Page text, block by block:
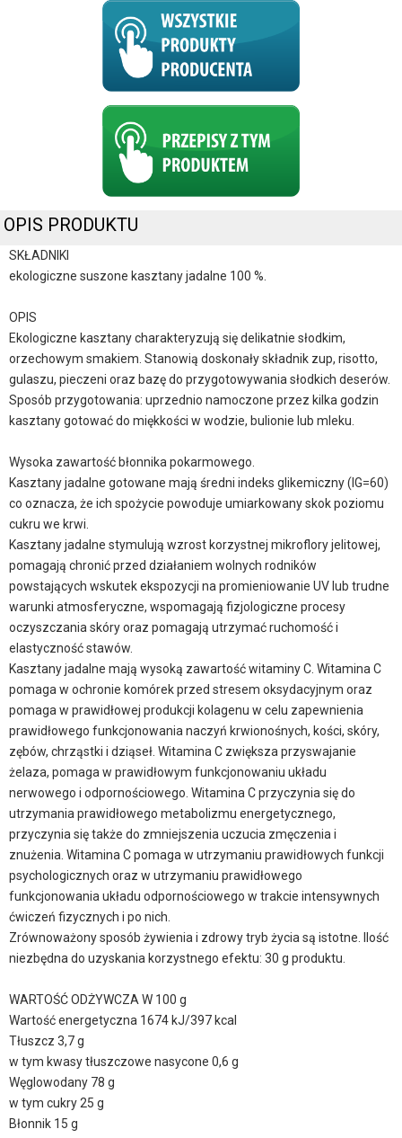
OPIS PRODUKTU
SKŁADNIKI
ekologiczne suszone kasztany jadalne 100 %.
OPIS
Ekologiczne kasztany charakteryzują się delikatnie słodkim,
orzechowym smakiem. Stanowią doskonały składnik zup, risotto,
gulaszu, pieczeni oraz bazę do przygotowywania słodkich deserów.
Sposób przygotowania: uprzednio namoczone przez kilka godzin
kasztany gotować do miękkości w wodzie, bulionie lub mleku.
Wysoka zawartość błonnika pokarmowego.
Kasztany jadalne gotowane mają średni indeks glikemiczny (IG=60)
co oznacza, że ich spożycie powoduje umiarkowany skok poziomu
cukru we krwi.
Kasztany jadalne stymulują wzrost korzystnej mikroflory jelitowej,
pomagają chronić przed działaniem wolnych rodników
powstających wskutek ekspozycji na promieniowanie UV lub trudne
warunki atmosferyczne, wspomagają fizjologiczne procesy
oczyszczania skóry oraz pomagają utrzymać ruchomość i
elastyczność stawów.
Kasztany jadalne mają wysoką zawartość witaminy C. Witamina C
pomaga w ochronie komórek przed stresem oksydacyjnym oraz
pomaga w prawidłowej produkcji kolagenu w celu zapewnienia
prawidłowego funkcjonowania naczyń krwionośnych, kości, skóry,
zębów, chrząstki i dziąseł. Witamina C zwiększa przyswajanie
żelaza, pomaga w prawidłowym funkcjonowaniu układu
nerwowego i odpornościowego. Witamina C przyczynia się do
utrzymania prawidłowego metabolizmu energetycznego,
przyczynia się także do zmniejszenia uczucia zmęczenia i
znużenia. Witamina C pomaga w utrzymaniu prawidłowych funkcji
psychologicznych oraz w utrzymaniu prawidłowego
funkcjonowania układu odpornościowego w trakcie intensywnych
ćwiczeń fizycznych i po nich.
Zrównoważony sposób żywienia i zdrowy tryb życia są istotne. Ilość
niezbędna do uzyskania korzystnego efektu: 30 g produktu.
WARTOŚĆ ODŻYWCZA W 100 g
Wartość energetyczna 1674 kJ/397 kcal
Tłuszcz 3,7 g
w tym kwasy tłuszczowe nasycone 0,6 g
Węglowodany 78 g
w tym cukry 25 g
Błonnik 15 g